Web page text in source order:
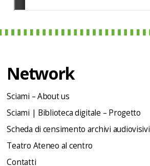
Network
Sciami – About us
Sciami | Biblioteca digitale – Progetto
Scheda di censimento archivi audiovisivi
Teatro Ateneo al centro
Contatti